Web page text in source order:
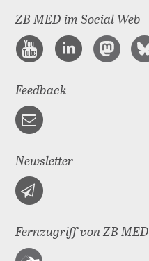
ZB MED im Social Web
Feedback
Newsletter
Fernzugriff von ZB MED